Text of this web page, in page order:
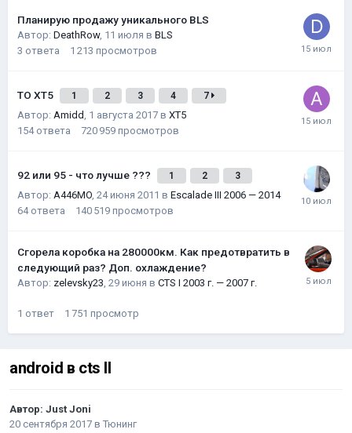
Планирую продажу уникального BLS
Автор: DeathRow, 11 июля в BLS
3 ответа 1 213 просмотров
ТО XT5 1 2 3 4 7
Автор: Amidd, 1 августа 2017 в XT5
154 ответа 720 959 просмотров
92 или 95 - что лучше ??? 1 2 3
Автор: A446MO, 24 июня 2011 в Escalade III 2006 — 2014
64 ответа 140 519 просмотров
Сгорела коробка на 280000км. Как предотвратить в
следующий раз? Доп. охлаждение?
Автор: zelevsky23, 29 июня в CTS I 2003 г. — 2007 г.
1 ответ 1 751 просмотр
android в cts II
Автор: Just Joni
20 сентября 2017 в Тюнинг